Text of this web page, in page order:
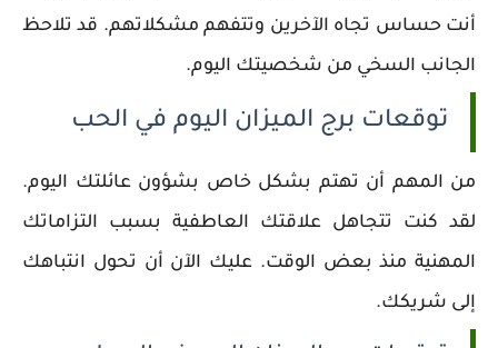
أنت حساس تجاه الآخرين وتتفهم مشكلاتهم. قد تلاحظ
الجانب السخي من شخصيتك اليوم.
توقعات برج الميزان اليوم في الحب
من المهم أن تهتم بشكل خاص بشؤون عائلتك اليوم.
لقد كنت تتجاهل علاقتك العاطفية بسبب التزاماتك
المهنية منذ بعض الوقت. عليك الآن أن تحول انتباهك
إلى شريكك.